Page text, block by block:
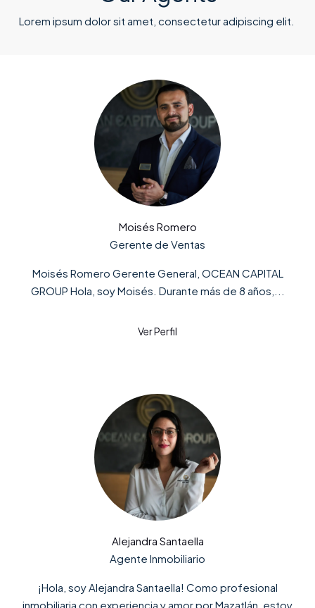
Lorem ipsum dolor sit amet, consectetur adipiscing elit. ​
Moisés Romero
Gerente de Ventas
Moisés Romero Gerente General, OCEAN CAPITAL
GROUP Hola, soy Moisés. Durante más de 8 años,...
Alejandra Santaella
Agente Inmobiliario
¡Hola, soy Alejandra Santaella! Como profesional
inmobiliaria con experiencia y amor por Mazatlán, estoy